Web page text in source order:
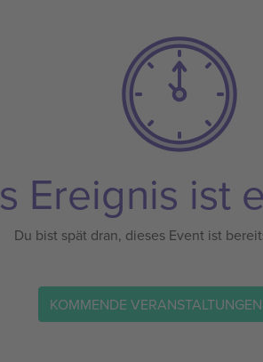
Ereignis ist
Du bist spät dran, dieses Event ist
KOMMENDE